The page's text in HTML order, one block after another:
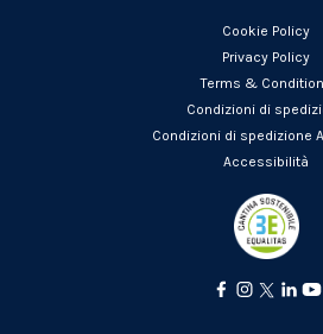
Cookie Policy
Privacy Policy
Terms &
Condizioni di
Condizioni di spedizione
Accessibilità